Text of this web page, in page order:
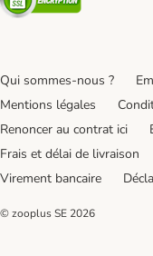
Qui sommes-nous ?
Mentions légales
Renoncer au contrat ici
Frais et délai de livraison
Virement bancaire
© zooplus SE 2026